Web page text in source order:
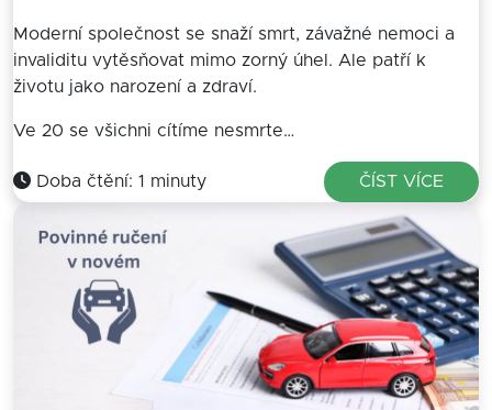
Moderní společnost se snaží smrt, závažné nemoci a
invaliditu vytěsňovat mimo zorný úhel. Ale patří k
životu jako narození a zdraví.
Ve 20 se všichni cítíme nesmrte…
Doba čtění: 1 minuty ČÍST VÍCE